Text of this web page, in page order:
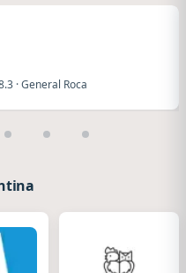
· General Roca